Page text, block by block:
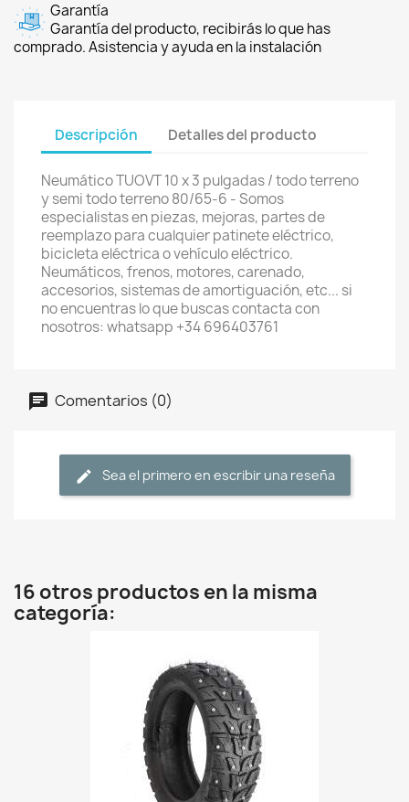
Garantía
Garantía del producto, recibirás lo que has
comprado. Asistencia y ayuda en la instalación
Descripción Detalles del producto
Neumático TUOVT 10 x 3 pulgadas / todo terreno
y semi todo terreno 80/65-6 - Somos
especialistas en piezas, mejoras, partes de
reemplazo para cualquier patinete eléctrico,
bicicleta eléctrica o vehículo eléctrico.
Neumáticos, frenos, motores, carenado,
accesorios, sistemas de amortiguación, etc... si
no encuentras lo que buscas contacta con
nosotros: whatsapp +34 696403761
Comentarios (0)
Sea el primero en escribir una reseña
16 otros productos en la misma
categoría: